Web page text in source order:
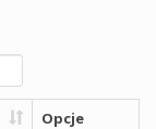
Opcje